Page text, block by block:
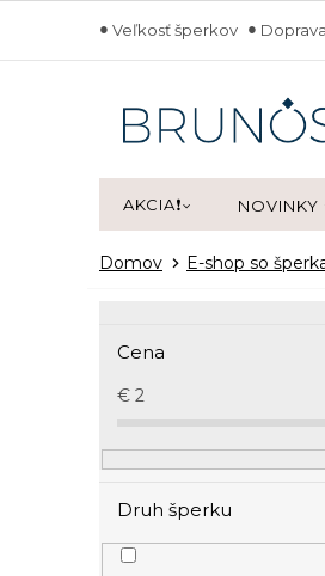
obsah
Veľkosť šperkov
AKCIA❗ NOVINKY
Domov E-shop so
p
a
l
Cena
€ 2
Druh šperku